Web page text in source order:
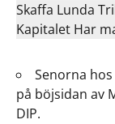
Skaffa Lunda
Kapitalet Har
Senorna
på böjsidan av
DIP.